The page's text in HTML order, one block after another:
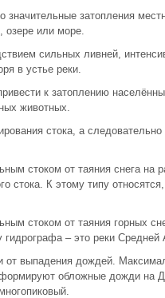
затопления
озере или море.
сильных ливней,
в устье реки.
к затоплению
животных.
стока, а
стоком от таяния снега на
стока. К этому типу
стоком от таяния горных
– это реки Средней
от выпадения дождей.
обложные дожди на